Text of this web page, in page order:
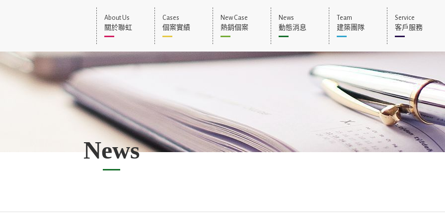
About Us
關於聯虹
Cases
個案實績
New Case
熱銷個案
News
動態消息
Team
建築團隊
Service
客戶服務
News